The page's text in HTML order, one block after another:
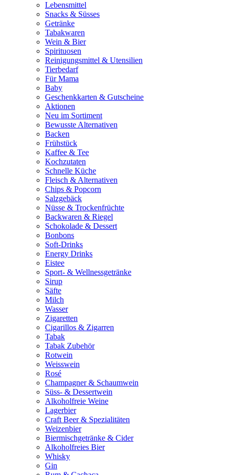
Lebensmittel
Snacks & Süsses
Getränke
Tabakwaren
Wein & Bier
Spirituosen
Reinigungsmittel & Utensilien
Tierbedarf
Für Mama
Baby
Geschenkkarten & Gutscheine
Aktionen
Neu im Sortiment
Bewusste Alternativen
Backen
Frühstück
Kaffee & Tee
Kochzutaten
Schnelle Küche
Fleisch & Alternativen
Chips & Popcorn
Salzgebäck
Nüsse & Trockenfrüchte
Backwaren & Riegel
Schokolade & Dessert
Bonbons
Soft-Drinks
Energy Drinks
Eistee
Sport- & Wellnessgetränke
Sirup
Säfte
Milch
Wasser
Zigaretten
Cigarillos & Zigarren
Tabak
Tabak Zubehör
Rotwein
Weisswein
Rosé
Champagner & Schaumwein
Süss- & Dessertwein
Alkoholfreie Weine
Lagerbier
Craft Beer & Spezialitäten
Weizenbier
Biermischgetränke & Cider
Alkoholfreies Bier
Whisky
Gin